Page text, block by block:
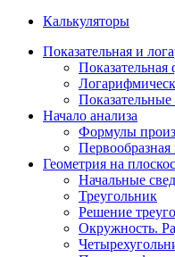
Калькуляторы
Показательная и
Показательная
Начало анализа
Формулы
Первообразная
Геометрия на
Начальные
Треугольник
Решение
Окружность.